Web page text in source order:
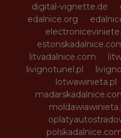
digital-vignette.de
edalnice.org
litvadalnice.com
livignotunel.pl
lotwawinieta.pl